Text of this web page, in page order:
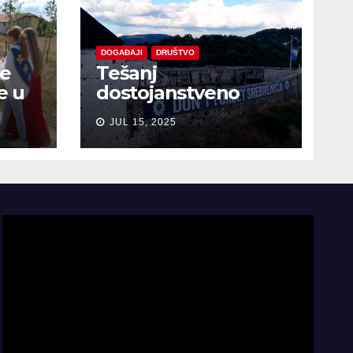
u
DOGAĐAJI DRUŠTVO
Tešanj
dostojanstveno
obilježio Dan
sjećanja na žrtve
genocida u
JUL 15, 2025